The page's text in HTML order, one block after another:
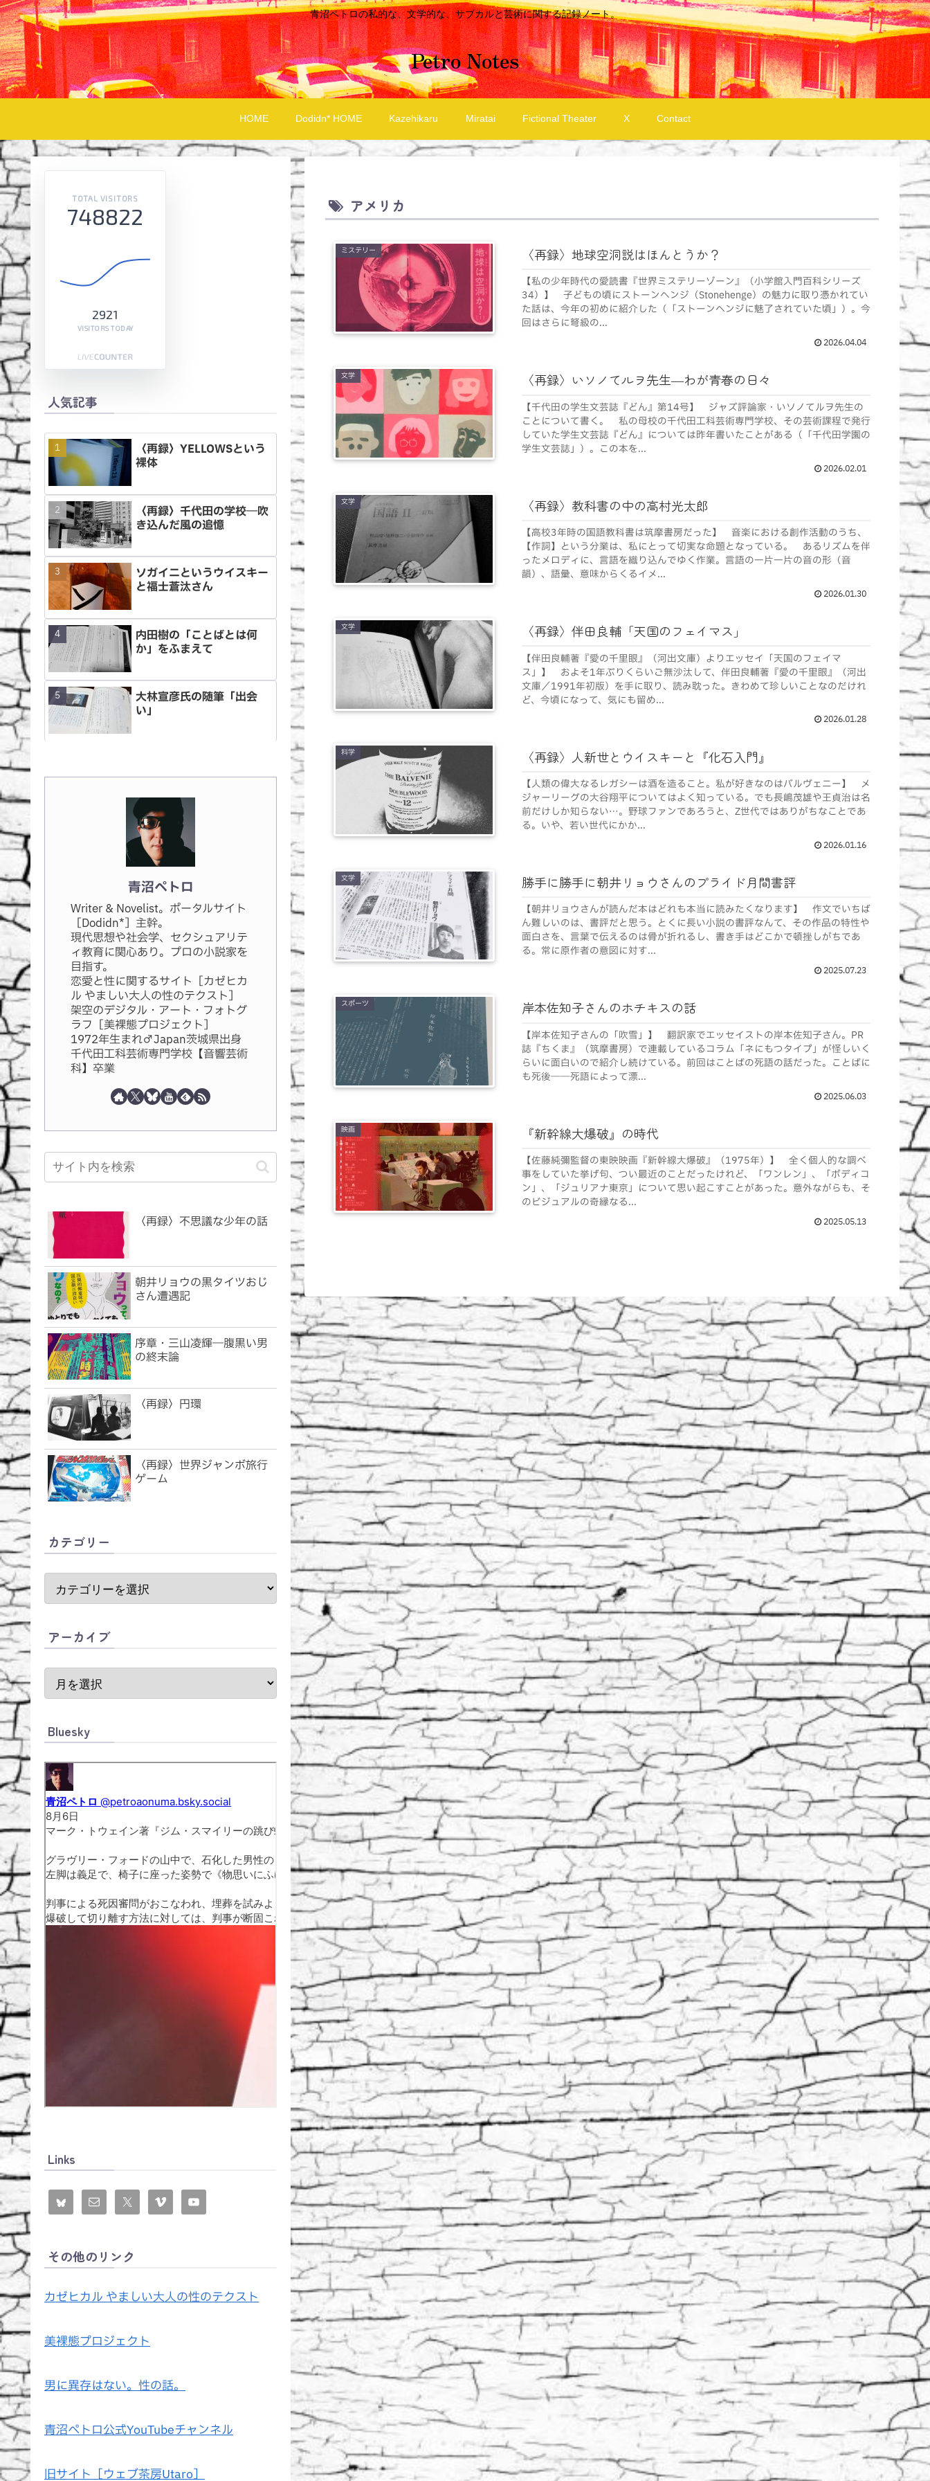
青沼ペトロの私的な、文学的な、サブカルと芸術に関する記録ノート。
Petro Notes
HOME Dodidn* HOME Kazehikaru Miratai Fictional Theater X Contact
アメリカ
ミステリー 〈再録〉地球空洞説はほんとうか？
【私の少年時代の愛読書『世界ミステリーゾーン』（小学館入門百科シリーズ
34）】 子どもの頃にストーンヘンジ（Stonehenge）の魅力に取り憑かれてい
た話は、今年の初めに紹介した（「ストーンヘンジに魅了されていた頃」）。今
回はさらに弩級の...
2026.04.04
文学 〈再録〉いソノてルヲ先生―わが青春の日々
【千代田の学生文芸誌『どん』第14号】 ジャズ評論家・いソノてルヲ先生の
ことについて書く。 私の母校の千代田工科芸術専門学校、その芸術課程で発行
していた学生文芸誌『どん』については昨年書いたことがある（「千代田学園の
学生文芸誌」）。この本を...
2026.02.01
文学 〈再録〉教科書の中の高村光太郎
【高校3年時の国語教科書は筑摩書房だった】 音楽における創作活動のうち、
【作詞】という分業は、私にとって切実な命題となっている。 あるリズムを伴
ったメロディに、言語を織り込んでゆく作業。言語の一片一片の音の形（音
韻）、語彙、意味からくるイメ...
2026.01.30
文学 〈再録〉伴田良輔「天国のフェイマス」
【伴田良輔著『愛の千里眼』（河出文庫）よりエッセイ「天国のフェイマ
ス」】 およそ1年ぶりくらいご無沙汰して、伴田良輔著『愛の千里眼』（河出
文庫／1991年初版）を手に取り、読み耽った。きわめて珍しいことなのだけれ
ど、今頃になって、気にも留め...
2026.01.28
科学 〈再録〉人新世とウイスキーと『化石入門』
【人類の偉大なるレガシーは酒を造ること。私が好きなのはバルヴェニー】 メ
ジャーリーグの大谷翔平についてはよく知っている。でも長嶋茂雄や王貞治は名
前だけしか知らない…。野球ファンであろうと、Z世代ではありがちなことであ
る。いや、若い世代にかか...
2026.01.16
文学 勝手に勝手に朝井リョウさんのプライド月間書評
【朝井リョウさんが読んだ本はどれも本当に読みたくなります】 作文でいちば
ん難しいのは、書評だと思う。とくに長い小説の書評なんて、その作品の特性や
面白さを、言葉で伝えるのは骨が折れるし、書き手はどこかで頓挫しがちであ
る。常に原作者の意図に対す...
2025.07.23
スポーツ 岸本佐知子さんのホチキスの話
【岸本佐知子さんの「吹雪」】 翻訳家でエッセイストの岸本佐知子さん。PR
誌『ちくま』（筑摩書房）で連載しているコラム「ネにもつタイプ」が怪しいく
らいに面白いので紹介し続けている。前回はことばの死語の話だった。ことばに
も死後――死語によって漂...
2025.06.03
映画 『新幹線大爆破』の時代
【佐藤純彌監督の東映映画『新幹線大爆破』（1975年）】 全く個人的な調べ
事をしていた挙げ句、つい最近のことだったけれど、「ワンレン」、「ボディコ
ン」、「ジュリアナ東京」について思い起こすことがあった。意外ながらも、そ
のビジュアルの奇縁なる...
2025.05.13
TOTAL VISITORS
748822
2921
VISITORS TODAY
人気記事
〈再録〉YELLOWSという
裸体
〈再録〉千代田の学校―吹
き込んだ風の追憶
ソガイニというウイスキー
と福士蒼汰さん
内田樹の「ことばとは何
か」をふまえて
大林宣彦氏の随筆「出会
い」
青沼ペトロ
Writer & Novelist。ポータルサイト
［Dodidn*］主幹。
現代思想や社会学、セクシュアリテ
ィ教育に関心あり。プロの小説家を
目指す。
恋愛と性に関するサイト［カゼヒカ
ル やましい大人の性のテクスト］
架空のデジタル・アート・フォトグ
ラフ［美裸態プロジェクト］
1972年生まれ♂Japan茨城県出身
千代田工科芸術専門学校【音響芸術
科】卒業
〈再録〉不思議な少年の話
朝井リョウの黒タイツおじ
さん遭遇記
序章・三山凌輝―腹黒い男
の終末論
〈再録〉円環
〈再録〉世界ジャンボ旅行
ゲーム
カテゴリー
アーカイブ
Bluesky
Links
その他のリンク
カゼヒカル やましい大人の性のテクスト
美裸態プロジェクト
男に異存はない。性の話。
青沼ペトロ公式YouTubeチャンネル
旧サイト［ウェブ茶房Utaro］